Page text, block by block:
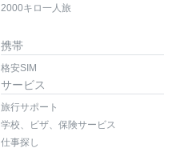
2000キロ一人旅
携帯
格安SIM
サービス
旅行サポート
学校、ビザ、保険サービス
仕事探し